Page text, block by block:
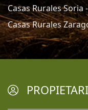
Casas Rurales
Casas Rurales